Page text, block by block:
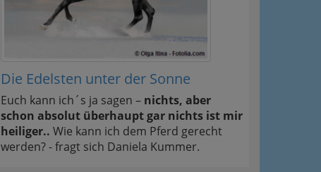
Die Edelsten unter der Sonne
Euch kann ich´s ja sagen – nichts, aber
schon absolut überhaupt gar nichts ist mir
heiliger.. Wie kann ich dem Pferd gerecht
werden? - fragt sich Daniela Kummer.